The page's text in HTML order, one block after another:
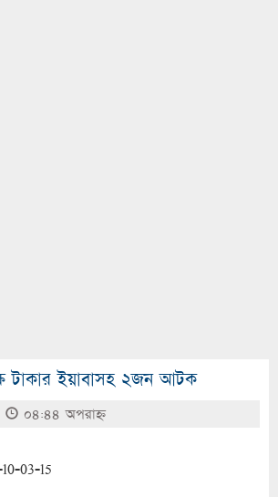
টাকার ইয়াবাসহ ২জন আটক
০৪:৪৪ অপরাহ্ণ